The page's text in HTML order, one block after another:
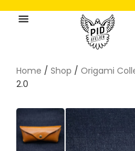
Home / Shop / Origami
2.0